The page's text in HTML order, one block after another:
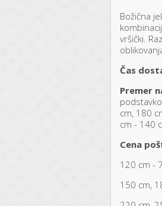
Božična
vršički.
Čas
Premer
cm, 180
cm - 140
Cena
120 cm -
150 cm,